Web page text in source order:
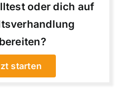
oder dich auf
starten